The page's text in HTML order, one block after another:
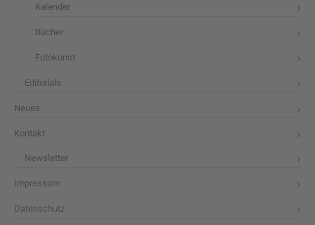
Kalender
Bücher
Fotokunst
Editorials
Neues
Kontakt
Newsletter
Impressum
Datenschutz